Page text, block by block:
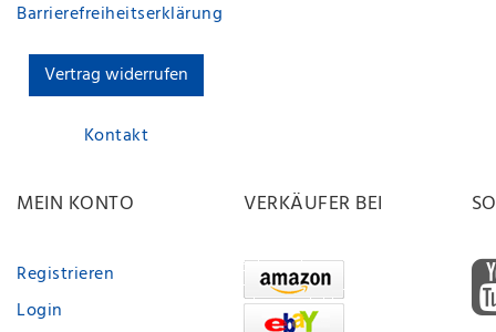
Barrierefreiheitserklärung
Vertrag widerrufen
Kontakt
MEIN KONTO
Registrieren
Login
VERKÄUFER BEI